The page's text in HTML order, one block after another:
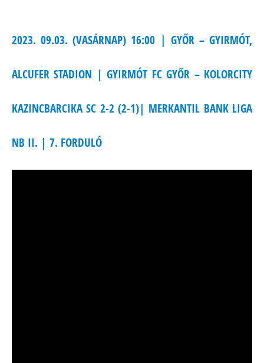
2023. 09.03. (VASÁRNAP) 16:00 | GYŐR – GYIRMÓT,
ALCUFER STADION | GYIRMÓT FC GYŐR – KOLORCITY
KAZINCBARCIKA SC 2-2 (2-1)| MERKANTIL BANK LIGA
NB II. | 7. FORDULÓ